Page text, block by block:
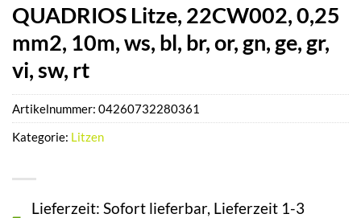
QUADRIOS Litze, 22CW002, 0,25
mm2, 10m, ws, bl, br, or, gn, ge, gr,
vi, sw, rt
Lieferzeit: Sofort lieferbar, Lieferzeit 1-3
Artikelnummer: 04260732280361
Kategorie: Litzen